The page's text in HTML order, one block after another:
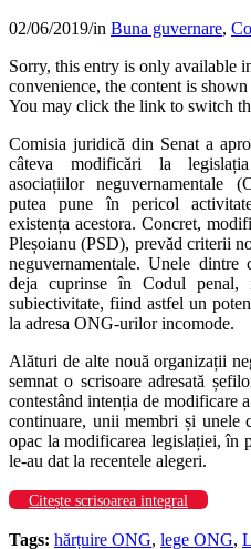
02/06/2019/in Buna guvernare,
Sorry, this entry is only available
convenience, the content is
You may click the link to switch
Comisia juridică din Senat a
câteva modificări la
asociațiilor neguvernamentale
putea pune în pericol
existența acestora. Concret,
Pleșoianu (PSD), prevăd criterii
neguvernamentale. Unele
deja cuprinse în Codul
subiectivitate, fiind astfel un
la adresa ONG-urilor incomode.
Alături de alte nouă organizații
semnat o scrisoare adresată
contestând intenția de modificare
continuare, unii membri și unele
opac la modificarea legislației, în
le-au dat la recentele alegeri.
Citește scrisoarea integral
Tags: hărțuire ONG, lege ONG,